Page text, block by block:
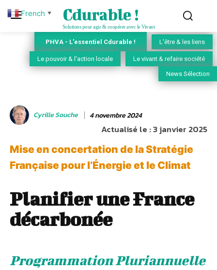
Cdurable !
Solutions pour agir & coopérer avec le Vivant
PHVA - L'essentiel Cdurable ! L'être & les liens
Le pouvoir & l'action locale Le vivant & refaire société
News Sélection
Cyrille Souche 4 novembre 2024
Actualisé le :3 janvier 2025
Mise en concertation de la Stratégie
Française pour l’Énergie et le Climat
Planifier une France
décarbonée
Programmation Pluriannuelle
French ▼